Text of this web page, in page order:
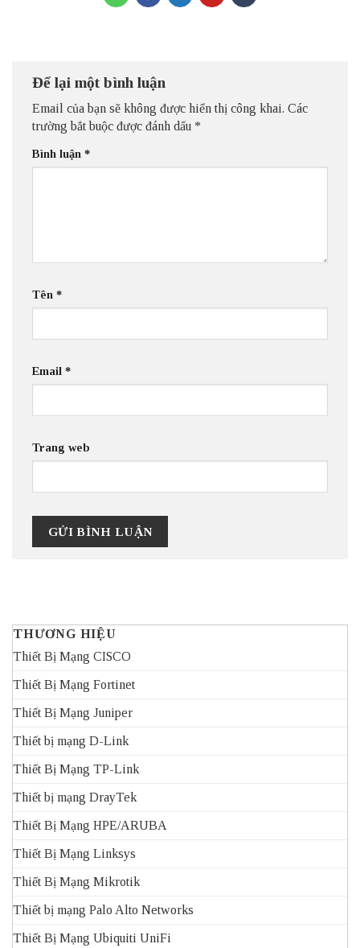
Để lại một bình luận
Email của bạn sẽ không được hiển thị công khai. Các
trường bắt buộc được đánh dấu *
Bình luận *
Tên *
Email *
Trang web
THƯƠNG HIỆU
Thiết Bị Mạng CISCO
Thiết Bị Mạng Fortinet
Thiết Bị Mạng Juniper
Thiết bị mạng D-Link
Thiết Bị Mạng TP-Link
Thiết bị mạng DrayTek
Thiết Bị Mạng HPE/ARUBA
Thiết Bị Mạng Linksys
Thiết Bị Mạng Mikrotik
Thiết bị mạng Palo Alto Networks
Thiết Bị Mạng Ubiquiti UniFi